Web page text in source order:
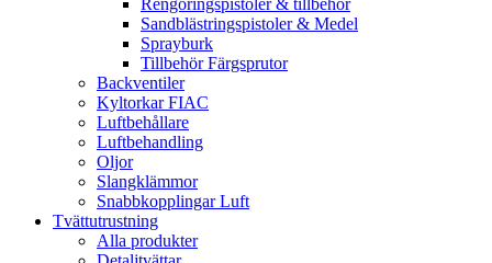
Rengöringspistoler & tillbehör
Sandblästringspistoler & Medel
Sprayburk
Tillbehör Färgsprutor
Backventiler
Kyltorkar FIAC
Luftbehållare
Luftbehandling
Oljor
Slangklämmor
Snabbkopplingar Luft
Tvättutrustning
Alla produkter